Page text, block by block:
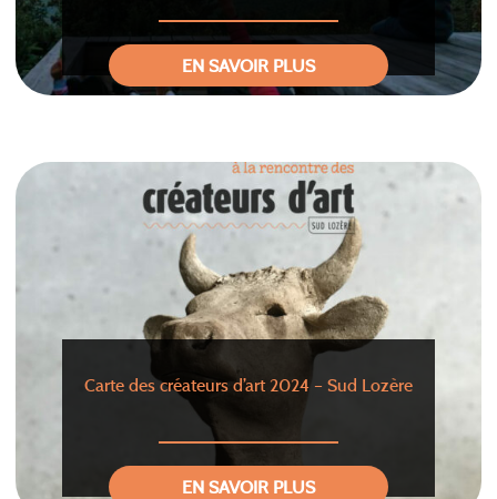
EN SAVOIR PLUS
Carte des créateurs d’art 2024 – Sud Lozère
EN SAVOIR PLUS